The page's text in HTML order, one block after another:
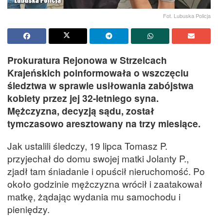
Fot. Lubuska Policja
Prokuratura Rejonowa w Strzelcach
Krajeńskich poinformowała o wszczęciu
śledztwa w sprawie usiłowania zabójstwa
kobiety przez jej 32-letniego syna.
Mężczyzna, decyzją sądu, został
tymczasowo aresztowany na trzy miesiące.
Jak ustalili śledczy, 19 lipca Tomasz P.
przyjechał do domu swojej matki Jolanty P.,
zjadł tam śniadanie i opuścił nieruchomość. Po
około godzinie mężczyzna wrócił i zaatakował
matkę, żądając wydania mu samochodu i
pieniędzy.